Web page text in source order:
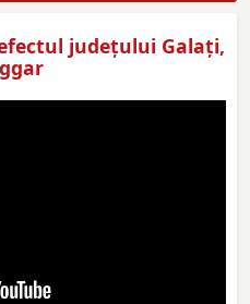
judeţului Galaţi,